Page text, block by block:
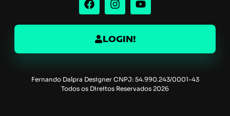
LOGIN!
Fernando Dalpra Designer CNPJ: 54.990.243/0001-43
Todos os Direitos Reservados 2026